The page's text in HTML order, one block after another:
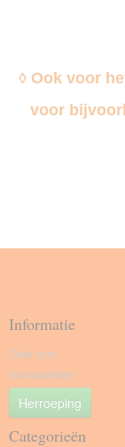
◊ Ook voor
voor
Informatie
Over ons
Voorwaarden
Herroeping
Categorieën